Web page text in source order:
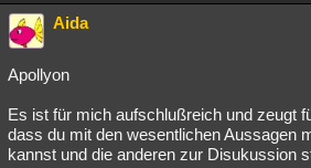
Aida
Apollyon
Es ist für mich aufschlußreich und zeugt
dass du mit den wesentlichen Aussagen
kannst und die anderen zur Disukussion